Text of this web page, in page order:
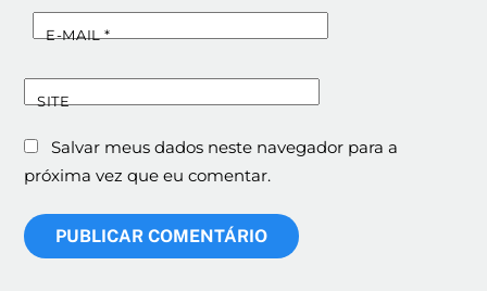
E-MAIL*
SITE
Salvar meus dados neste navegador para a
próxima vez que eu comentar.